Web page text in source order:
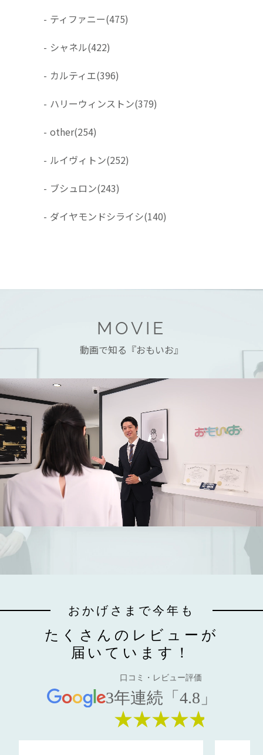
- ティファニー(475)
- シャネル(422)
- カルティエ(396)
- ハリーウィンストン(379)
- other(254)
- ルイヴィトン(252)
- ブシュロン(243)
- ダイヤモンドシライシ(140)
MOVIE
動画で知る『おもいお』
おかげさまで今年も
たくさんのレビューが
届いています！
口コミ・レビュー評価
3年連続「4.8」
★★★★★